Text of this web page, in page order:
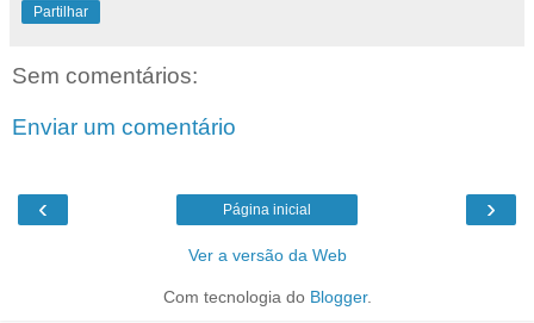
Partilhar
Sem comentários:
Enviar um comentário
‹ ›
Página inicial
Ver a versão da Web
Com tecnologia do Blogger.